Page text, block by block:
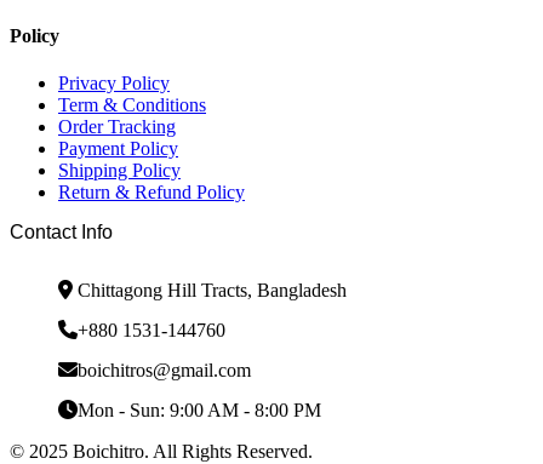
Policy
Privacy Policy
Term & Conditions
Order Tracking
Payment Policy
Shipping Policy
Return & Refund Policy
Contact Info
Chittagong Hill Tracts, Bangladesh
+880 1531-144760
boichitros@gmail.com
Mon - Sun: 9:00 AM - 8:00 PM
© 2025 Boichitro. All Rights Reserved.